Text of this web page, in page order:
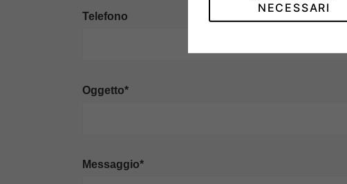
Telefono
Oggetto*
Messaggio*
NECESSARI